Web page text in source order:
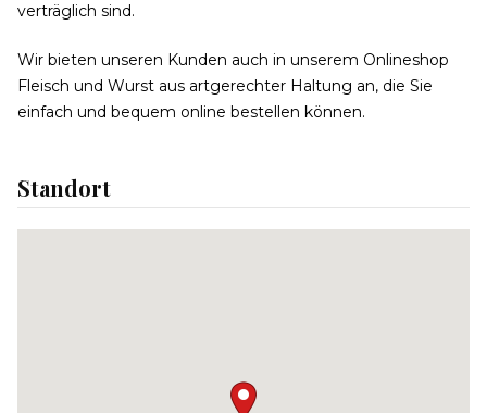
verträglich sind.
Wir bieten unseren Kunden auch in unserem Onlineshop
Fleisch und Wurst aus artgerechter Haltung an, die Sie
einfach und bequem online bestellen können.
Standort